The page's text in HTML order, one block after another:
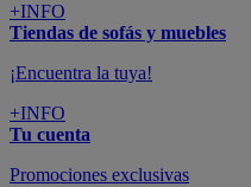
+INFO
Tiendas de sofás y muebles
¡Encuentra la tuya!
+INFO
Tu cuenta
Promociones exclusivas